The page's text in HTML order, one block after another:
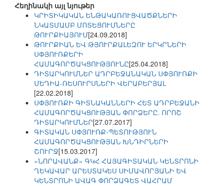
Հեղինակի այլ նյութեր
ԿՐԻՏԻԿԱԿԱՆ ԵՆԹԱԿԱՌՈՒՑՎԱԾՔՆԵՐԻ
ՆԿԱՏՄԱՄԲ ՄՈՏԵՑՈՒՄՆԵՐԸ
ԹՈՒՐՔԻԱՅՈՒՄ[24.09.2018]
ԹՈՒՐՔԻԱՆ ԵՎ ԹՅՈՒՐՔԱԼԵԶՈՒ ԵՐԿՐՆԵՐԻ
ՍՓՅՈՒՌՔԵՐԻ
ՀԱՄԱԳՈՐԾԱԿՑՈՒԹՅՈՒՆԸ[25.04.2018]
ԴԻՏԱՐԿՈՒՄՆԵՐ ԱԴՐԲԵՋԱՆԱԿԱՆ ՍՓՅՈՒՌՔԻ
ՄԵԴԻԱ-ՌԵՍՈՒՐՍՆԵՐԻ ՎԵՐԱԲԵՐՅԱԼ
[22.02.2018]
ՍՓՅՈՒՌՔԻ ԳԻՏՆԱԿԱՆՆԵՐԻ ՀԵՏ ԱԴՐԲԵՋԱՆԻ
ՀԱՄԱԳՈՐԾԱԿՑՈՒԹՅԱՆ ՓՈՐՁԵՐԸ. ՈՐՈՇ
ԴԻՏԱՐԿՈՒՄՆԵՐ[27.07.2017]
ԳԻՏԱԿԱՆ ՍՓՅՈՒՌՔ-ՊԵՏՈՒԹՅՈՒՆ
ՀԱՄԱԳՈՐԾԱԿՑՈՒԹՅԱՆ ԽՆԴԻՐՆԵՐԻ
ՇՈՒՐՋ[15.03.2017]
«ՆՈՐԱՎԱՆՔ» ԳԿՀ ՀԱՅԱԳԻՏԱԿԱՆ ԿԵՆՏՐՈՆԻ
ՂԵԿԱՎԱՐ ԱՐԵՍՏԱԿԵՍ ՍԻՄԱՎՈՐՅԱՆԻ ԵՎ
ԿԵՆՏՐՈՆԻ ԱՎԱԳ ՓՈՐՁԱԳԵՏ ՎԱՀՐԱՄ